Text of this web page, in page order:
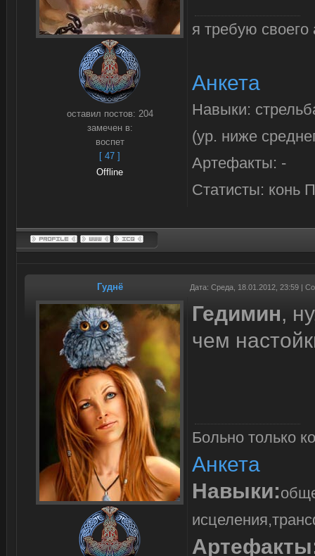
оставил постов: 204
замечен в:
воспет
[ 47 ]
Offline
я требую своего
Анкета
Навыки:
(ур. ниже
Артефакты: -
Статисты: конь
Гуднё Дата: Среда, 18.01.2012, 23:59 |
Гедимин,
чем
Больно только
Анкета
Навыки: